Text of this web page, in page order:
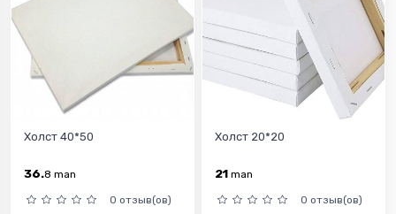
Холст 40*50
36.8 man
0 отзыв(ов)
Холст 20*20
21 man
0 отзыв(ов)